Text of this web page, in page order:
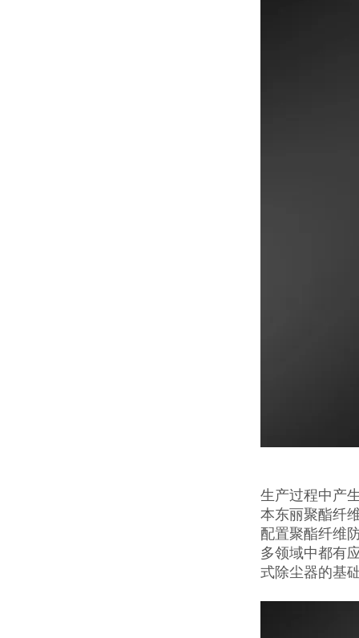
生产过程中产
本东丽聚酯纤
配置聚酯纤维
多领域中都有
式除尘器的基